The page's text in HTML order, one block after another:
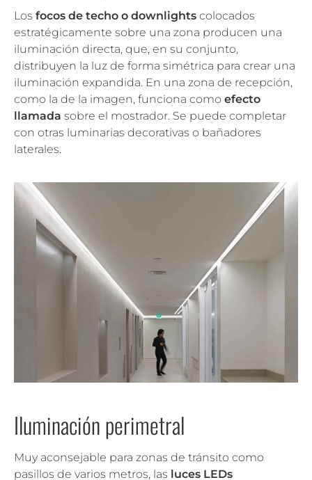
Los focos de techo o downlights colocados
estratégicamente sobre una zona producen una
iluminación directa, que, en su conjunto,
distribuyen la luz de forma simétrica para crear una
iluminación expandida. En una zona de recepción,
como la de la imagen, funciona como efecto
llamada sobre el mostrador. Se puede completar
con otras luminarias decorativas o bañadores
laterales.
Iluminación perimetral
Muy aconsejable para zonas de tránsito como
pasillos de varios metros, las luces LEDs